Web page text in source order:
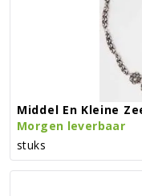
Middel En Kleine
Morgen leverbaar
stuks